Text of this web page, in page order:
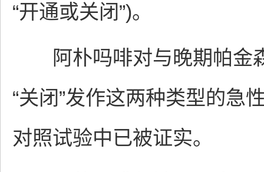
“开通或关闭”)。
阿朴吗啡对与晚期帕金森
“关闭”发作这两种类型的急
对照试验中已被证实。